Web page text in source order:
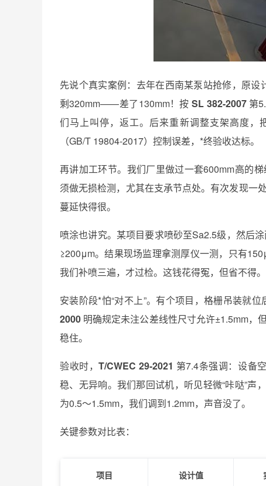
先说个真实案例：去年在西南某泵站抢修，原
剩320mm——差了130mm！按SL 382-2007第
们马上叫停，返工。后来重新调整支架高度，
（GB/T 19804-2017）控制误差，*终验收达标。
再讲加工环节。我们厂里做过一套600mm高的
须做无损检测，尤其在支承节点处。有次发现一
蔓延快得很。
喷涂也讲究。某项目要求喷砂至Sa2.5级，然后
≥200μm。结果现场监理拿测厚仪一测，只有
我们补喷三遍，才过检。这钱花得冤，但省不得。
安装阶段*怕“对不上”。有个项目，格栅吊装就
2000 明确规定未注公差线性尺寸允许±1.5mm，
稳住。
验收时，T/CWEC 29-2021 第7.4条强调：设备
稳、无异响。我们那回试机，听见轻微“咔哒”声
为0.5～1.5mm，我们调到1.2mm，声音没了。
关键参数对比表：
项目 设计值